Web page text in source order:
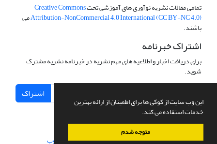
این وب سایت از کوکی ها برای اطمینان از ارائه بهترین
خدمات استفاده می کند.
متوجه شدم
تمامی مقالات نشریه نوآوری های آموزشی تحتCreative Commons
Attribution-NonCommercial 4.0 International (CC BY-NC 4.0)می
باشند.
اشتراک خبرنامه
برای دریافت اخبار و اطلاعیه های مهم نشریه در خبرنامه نشریه مشترک
شوید.
اشتراک
سامانه مدیریت نشریات علمی.طراحی و پیاده سازی از سیناوب